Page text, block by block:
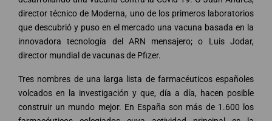
director técnico de Moderna, uno de los primeros laboratorios
que descubrió y puso en el mercado una vacuna basada en la
innovadora tecnología del ARN mensajero; o Luis Jodar,
director mundial de vacunas de Pfizer.
Tres nombres de una larga lista de farmacéuticos españoles
volcados en la investigación y que, día a día, hacen posible
construir un mundo mejor. En España son más de 1.600 los